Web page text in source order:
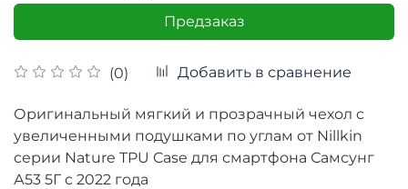
(0) Добавить в сравнение
Предзаказ
Оригинальный мягкий и прозрачный чехол c
увеличенными подушками по углам от Nillkin
серии Nature TPU Case для смартфона Самсунг
А53 5Г с 2022 года